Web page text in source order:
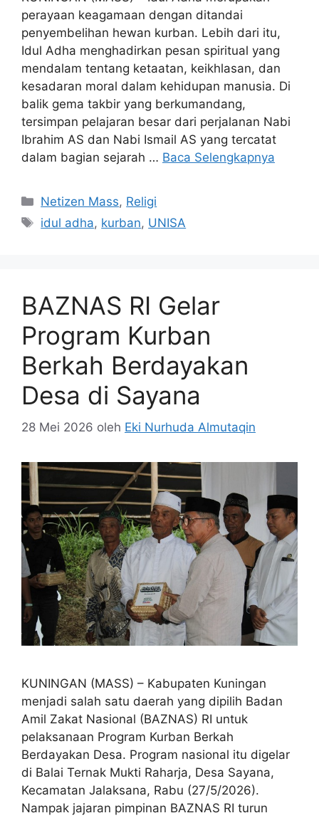
perayaan keagamaan dengan ditandai
penyembelihan hewan kurban. Lebih dari itu,
Idul Adha menghadirkan pesan spiritual yang
mendalam tentang ketaatan, keikhlasan, dan
kesadaran moral dalam kehidupan manusia. Di
balik gema takbir yang berkumandang,
tersimpan pelajaran besar dari perjalanan Nabi
Ibrahim AS dan Nabi Ismail AS yang tercatat
dalam bagian sejarah … Baca Selengkapnya
Kategori
Netizen Mass, Religi
Tag
idul adha, kurban, UNISA
BAZNAS RI Gelar
Program Kurban
Berkah Berdayakan
Desa di Sayana
28 Mei 2026 oleh Eki Nurhuda Almutaqin
KUNINGAN (MASS) – Kabupaten Kuningan
menjadi salah satu daerah yang dipilih Badan
Amil Zakat Nasional (BAZNAS) RI untuk
pelaksanaan Program Kurban Berkah
Berdayakan Desa. Program nasional itu digelar
di Balai Ternak Mukti Raharja, Desa Sayana,
Kecamatan Jalaksana, Rabu (27/5/2026).
Nampak jajaran pimpinan BAZNAS RI turun